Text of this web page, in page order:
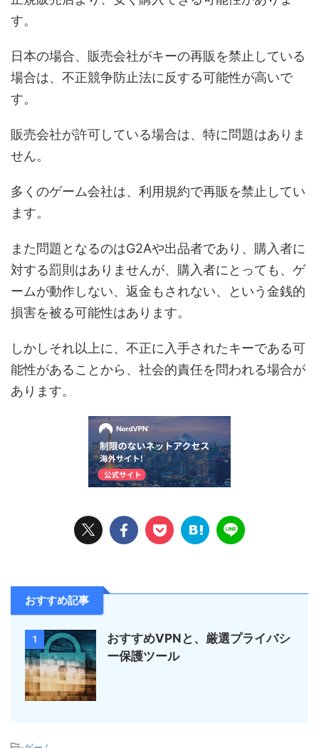
す。
日本の場合、販売会社がキーの再販を禁止している
場合は、不正競争防止法に反する可能性が高いで
す。
販売会社が許可している場合は、特に問題はありま
せん。
多くのゲーム会社は、利用規約で再販を禁止してい
ます。
また問題となるのはG2Aや出品者であり、購入者に
対する罰則はありませんが、購入者にとっても、ゲ
ームが動作しない、返金もされない、という金銭的
損害を被る可能性はあります。
しかしそれ以上に、不正に入手されたキーである可
能性があることから、社会的責任を問われる場合が
あります。
おすすめ記事
1
おすすめVPNと、厳選プライバシ
ー保護ツール